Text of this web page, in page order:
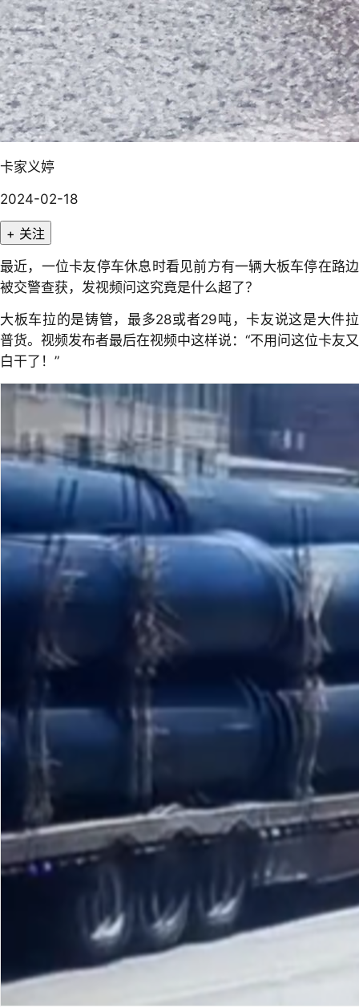
卡家义婷
2024-02-18
+ 关注
最近，一位卡友停车休息时看见前方有一辆大板车停在路边
被交警查获，发视频问这究竟是什么超了？
大板车拉的是铸管，最多28或者29吨，卡友说这是大件拉
普货。视频发布者最后在视频中这样说：“不用问这位卡友又
白干了！”